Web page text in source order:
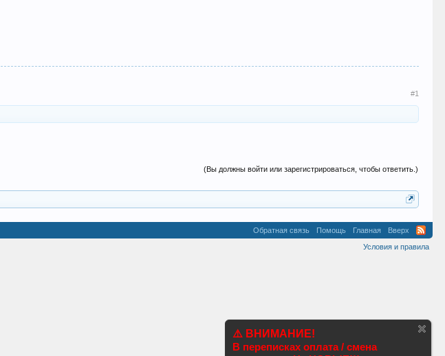
⚠️ ВНИМАНИЕ!
В переписках оплата / смена
#1
(Вы должны войти или зарегистрироваться, чтобы ответить.)
Обратная связь Помощь Главная
Вверх
Условия и правила